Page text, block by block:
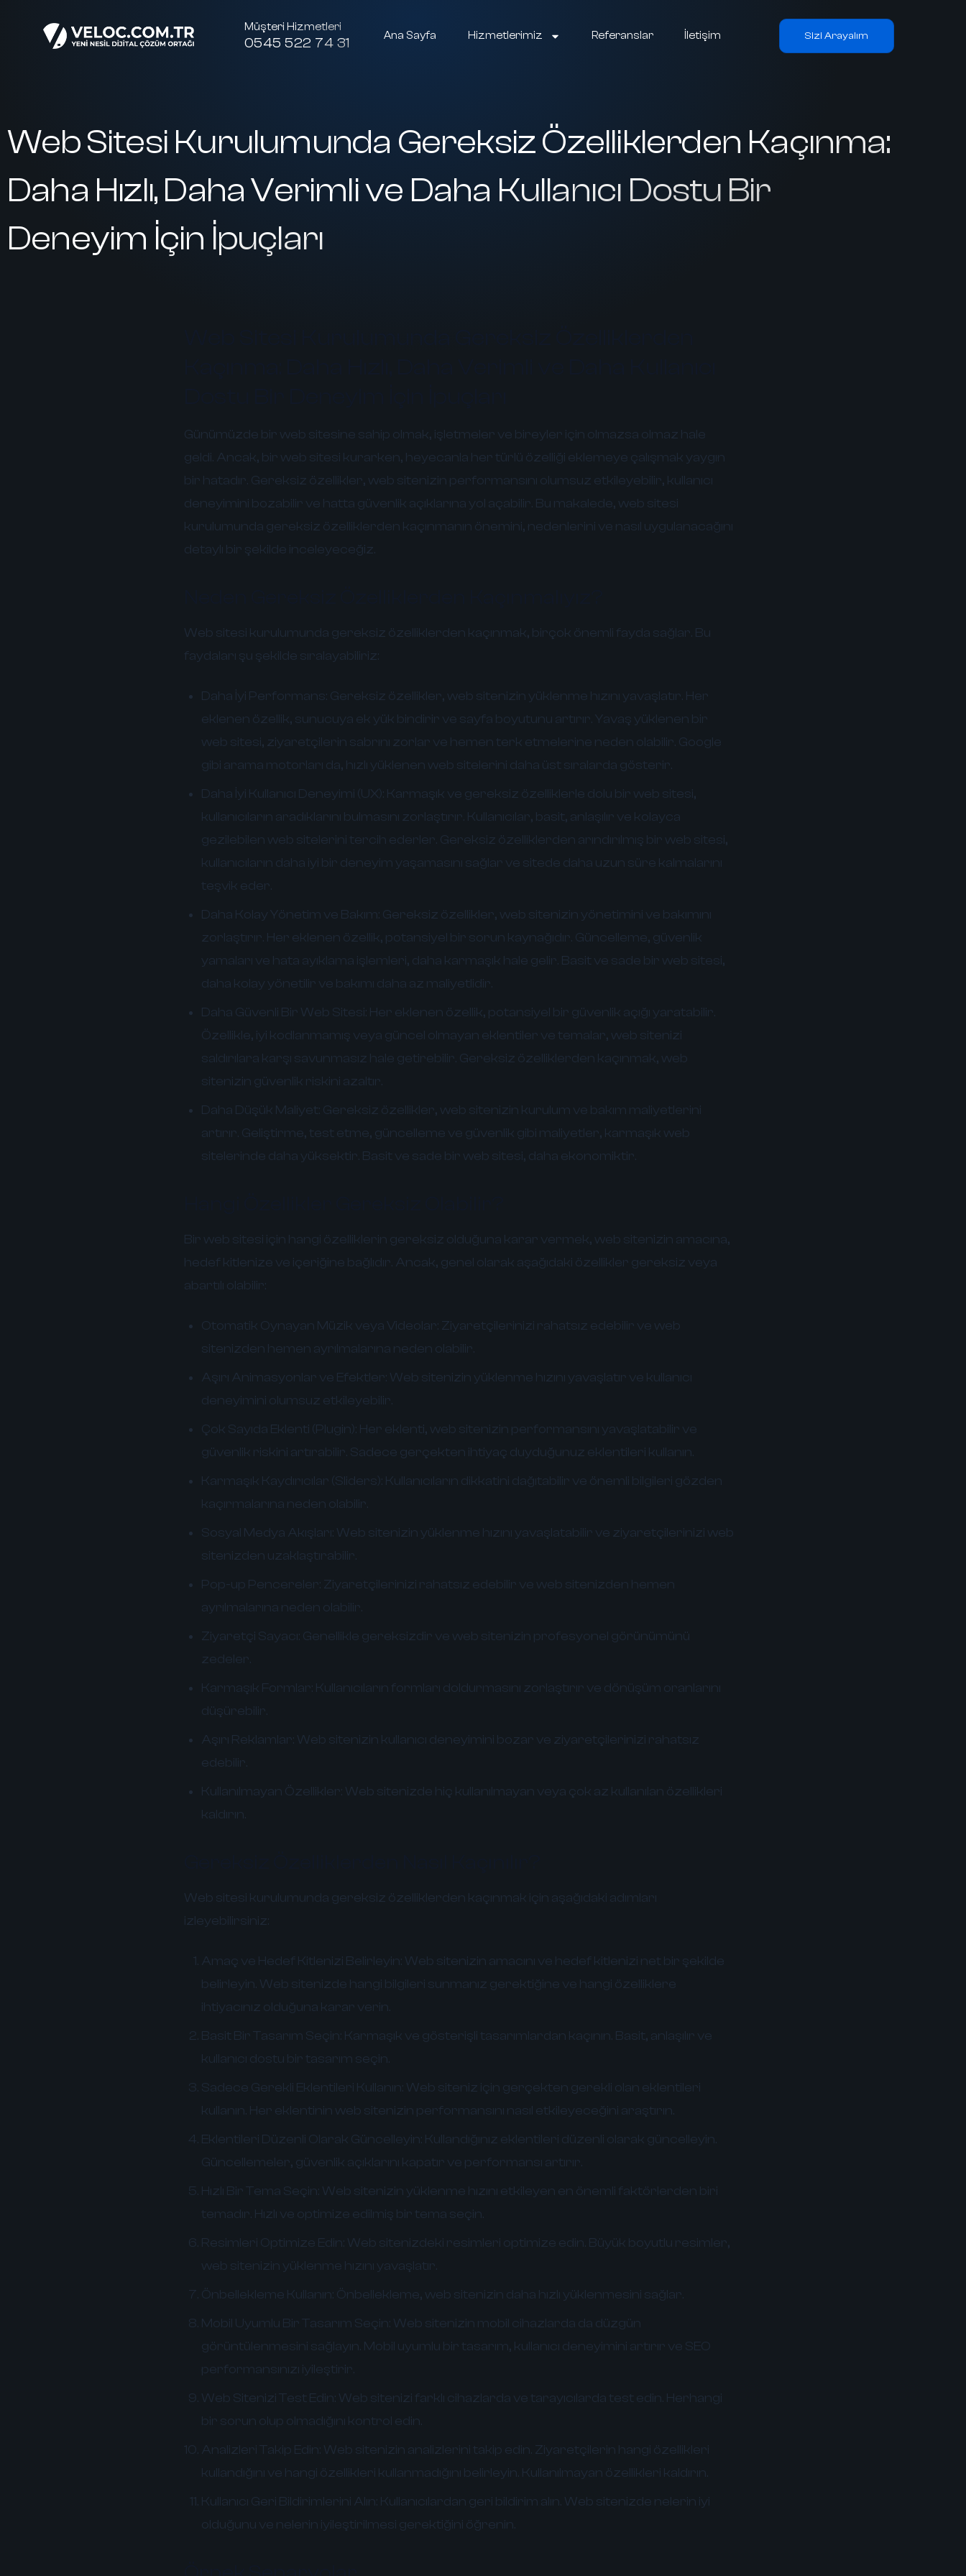
Müşteri Hizmetleri
0545 522 74 31 Ana Sayfa Hizmetlerimiz Referanslar İletişim Sizi Arayalım
Web Sitesi Kurulumunda Gereksiz Özelliklerden Kaçınma:
Daha Hızlı, Daha Verimli ve Daha Kullanıcı Dostu Bir
Deneyim İçin İpuçları
Günümüzde bir web sitesine sahip olmak, işletmeler ve bireyler için olmazsa olmaz hale
geldi. Ancak, bir web sitesi kurarken, heyecanla her türlü özelliği eklemeye çalışmak yaygın
bir hatadır. Gereksiz özellikler, web sitenizin performansını olumsuz etkileyebilir, kullanıcı
deneyimini bozabilir ve hatta güvenlik açıklarına yol açabilir. Bu makalede, web sitesi
kurulumunda gereksiz özelliklerden kaçınmanın önemini, nedenlerini ve nasıl uygulanacağını
detaylı bir şekilde inceleyeceğiz.
Web sitesi kurulumunda gereksiz özelliklerden kaçınmak, birçok önemli fayda sağlar. Bu
faydaları şu şekilde sıralayabiliriz:
Daha İyi Performans: Gereksiz özellikler, web sitenizin yüklenme hızını yavaşlatır. Her
eklenen özellik, sunucuya ek yük bindirir ve sayfa boyutunu artırır. Yavaş yüklenen bir
web sitesi, ziyaretçilerin sabrını zorlar ve hemen terk etmelerine neden olabilir. Google
gibi arama motorları da, hızlı yüklenen web sitelerini daha üst sıralarda gösterir.
Daha İyi Kullanıcı Deneyimi (UX): Karmaşık ve gereksiz özelliklerle dolu bir web sitesi,
kullanıcıların aradıklarını bulmasını zorlaştırır. Kullanıcılar, basit, anlaşılır ve kolayca
gezilebilen web sitelerini tercih ederler. Gereksiz özelliklerden arındırılmış bir web sitesi,
kullanıcıların daha iyi bir deneyim yaşamasını sağlar ve sitede daha uzun süre kalmalarını
teşvik eder.
Daha Kolay Yönetim ve Bakım: Gereksiz özellikler, web sitenizin yönetimini ve bakımını
zorlaştırır. Her eklenen özellik, potansiyel bir sorun kaynağıdır. Güncelleme, güvenlik
yamaları ve hata ayıklama işlemleri, daha karmaşık hale gelir. Basit ve sade bir web sitesi,
daha kolay yönetilir ve bakımı daha az maliyetlidir.
Daha Güvenli Bir Web Sitesi: Her eklenen özellik, potansiyel bir güvenlik açığı yaratabilir.
Özellikle, iyi kodlanmamış veya güncel olmayan eklentiler ve temalar, web sitenizi
saldırılara karşı savunmasız hale getirebilir. Gereksiz özelliklerden kaçınmak, web
sitenizin güvenlik riskini azaltır.
Daha Düşük Maliyet: Gereksiz özellikler, web sitenizin kurulum ve bakım maliyetlerini
artırır. Geliştirme, test etme, güncelleme ve güvenlik gibi maliyetler, karmaşık web
sitelerinde daha yüksektir. Basit ve sade bir web sitesi, daha ekonomiktir.
Bir web sitesi için hangi özelliklerin gereksiz olduğuna karar vermek, web sitenizin amacına,
hedef kitlenize ve içeriğine bağlıdır. Ancak, genel olarak aşağıdaki özellikler gereksiz veya
abartılı olabilir:
Otomatik Oynayan Müzik veya Videolar: Ziyaretçilerinizi rahatsız edebilir ve web
sitenizden hemen ayrılmalarına neden olabilir.
Aşırı Animasyonlar ve Efektler: Web sitenizin yüklenme hızını yavaşlatır ve kullanıcı
deneyimini olumsuz etkileyebilir.
Çok Sayıda Eklenti (Plugin): Her eklenti, web sitenizin performansını yavaşlatabilir ve
güvenlik riskini artırabilir. Sadece gerçekten ihtiyaç duyduğunuz eklentileri kullanın.
Karmaşık Kaydırıcılar (Sliders): Kullanıcıların dikkatini dağıtabilir ve önemli bilgileri gözden
kaçırmalarına neden olabilir.
Sosyal Medya Akışları: Web sitenizin yüklenme hızını yavaşlatabilir ve ziyaretçilerinizi web
sitenizden uzaklaştırabilir.
Pop-up Pencereler: Ziyaretçilerinizi rahatsız edebilir ve web sitenizden hemen
ayrılmalarına neden olabilir.
Ziyaretçi Sayacı: Genellikle gereksizdir ve web sitenizin profesyonel görünümünü
zedeler.
Karmaşık Formlar: Kullanıcıların formları doldurmasını zorlaştırır ve dönüşüm oranlarını
düşürebilir.
Aşırı Reklamlar: Web sitenizin kullanıcı deneyimini bozar ve ziyaretçilerinizi rahatsız
edebilir.
Kullanılmayan Özellikler: Web sitenizde hiç kullanılmayan veya çok az kullanılan özellikleri
kaldırın.
Web sitesi kurulumunda gereksiz özelliklerden kaçınmak için aşağıdaki adımları
izleyebilirsiniz:
Amaç ve Hedef Kitlenizi Belirleyin: Web sitenizin amacını ve hedef kitlenizi net bir şekilde
belirleyin. Web sitenizde hangi bilgileri sunmanız gerektiğine ve hangi özelliklere
ihtiyacınız olduğuna karar verin.
Basit Bir Tasarım Seçin: Karmaşık ve gösterişli tasarımlardan kaçının. Basit, anlaşılır ve
kullanıcı dostu bir tasarım seçin.
Sadece Gerekli Eklentileri Kullanın: Web siteniz için gerçekten gerekli olan eklentileri
kullanın. Her eklentinin web sitenizin performansını nasıl etkileyeceğini araştırın.
Eklentileri Düzenli Olarak Güncelleyin: Kullandığınız eklentileri düzenli olarak güncelleyin.
Güncellemeler, güvenlik açıklarını kapatır ve performansı artırır.
Hızlı Bir Tema Seçin: Web sitenizin yüklenme hızını etkileyen en önemli faktörlerden biri
temadır. Hızlı ve optimize edilmiş bir tema seçin.
Resimleri Optimize Edin: Web sitenizdeki resimleri optimize edin. Büyük boyutlu resimler,
web sitenizin yüklenme hızını yavaşlatır.
Önbellekleme Kullanın: Önbellekleme, web sitenizin daha hızlı yüklenmesini sağlar.
Mobil Uyumlu Bir Tasarım Seçin: Web sitenizin mobil cihazlarda da düzgün
görüntülenmesini sağlayın. Mobil uyumlu bir tasarım, kullanıcı deneyimini artırır ve SEO
performansınızı iyileştirir.
Web Sitenizi Test Edin: Web sitenizi farklı cihazlarda ve tarayıcılarda test edin. Herhangi
bir sorun olup olmadığını kontrol edin.
Analizleri Takip Edin: Web sitenizin analizlerini takip edin. Ziyaretçilerin hangi özellikleri
kullandığını ve hangi özellikleri kullanmadığını belirleyin. Kullanılmayan özellikleri kaldırın.
Kullanıcı Geri Bildirimlerini Alın: Kullanıcılardan geri bildirim alın. Web sitenizde nelerin iyi
olduğunu ve nelerin iyileştirilmesi gerektiğini öğrenin.